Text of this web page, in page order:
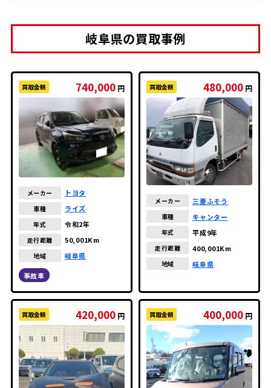
岐阜県の買取事例
買取金額 740,000 円
メーカー トヨタ
車種 ライズ
年式 令和2年
走行距離 50,001Km
地域 岐阜県
事故車
買取金額 480,000 円
メーカー 三菱ふそう
車種 キャンター
年式 平成9年
走行距離 400,001Km
地域 岐阜県
買取金額 420,000 円 買取金額 400,000 円